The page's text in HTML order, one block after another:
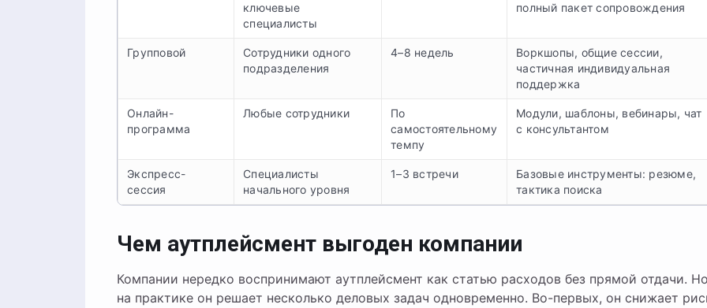
ключевые
специалисты
полный пакет сопровождения
Групповой
Сотрудники одного
подразделения
4–8 недель
Воркшопы, общие сессии,
частичная индивидуальная
поддержка
Онлайн-
программа
Любые сотрудники
По
самостоятельному
темпу
Модули, шаблоны, вебинары, чат
с консультантом
Экспресс-
сессия
Специалисты
начального уровня
1–3 встречи
Базовые инструменты: резюме,
тактика поиска
Чем аутплейсмент выгоден компании
Компании нередко воспринимают аутплейсмент как статью расходов без прямой отдачи.
на практике он решает несколько деловых задач одновременно. Во-первых, он снижает